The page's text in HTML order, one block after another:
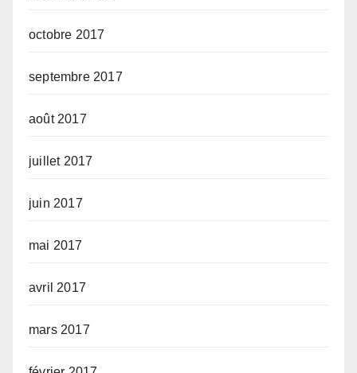
octobre 2017
septembre 2017
août 2017
juillet 2017
juin 2017
mai 2017
avril 2017
mars 2017